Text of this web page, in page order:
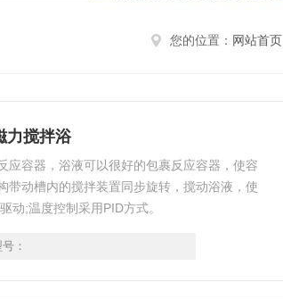
您的位置： 网站首页
力搅拌浴
应容器，浴液可以很好的包裹反应容器，使容
带动槽内的搅拌装置同步旋转，搅动浴液，使
动;温度控制采用PID方式。
：